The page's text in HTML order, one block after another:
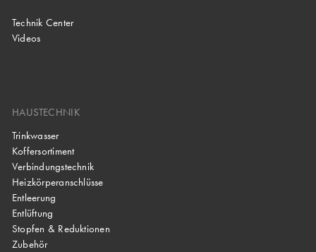
Technik Center
Videos
HAUSTECHNIK
Trinkwasser
Koffersortiment
Verbindungstechnik
Heizkörperanschlüsse
Entleerung
Entlüftung
Stopfen & Reduktionen
Zubehör